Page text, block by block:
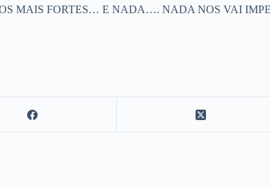
MAIS FORTES… E NADA…. NADA NOS VAI